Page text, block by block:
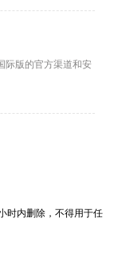
际版的官方渠道和安
时内删除，不得用于任